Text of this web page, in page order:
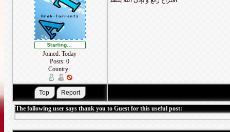
Joined: Today
Posts: 0
Country:
The following user says thank you to Guest for this useful post: